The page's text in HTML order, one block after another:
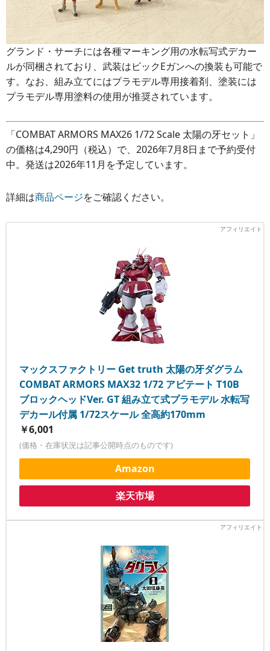
グランド・サーチには各種マーキング用の水転写式デカー
ルが同梱されており、武装はビックEガンへの換装も可能で
す。なお、組み立てにはプラモデル専用接着剤、塗装には
プラモデル専用塗料の使用が推奨されています。
「COMBAT ARMORS MAX26 1/72 Scale 太陽の牙セット」
の価格は4,290円（税込）で、2026年7月8日まで予約受付
中。発送は2026年11月を予定しています。
詳細は商品ページをご確認ください。
マックスファクトリー Get truth 太陽の牙ダグラム
COMBAT ARMORS MAX32 1/72 アビテート T10B
ブロックヘッドVer. GT 組み立て式プラモデル 水転写
デカール付属 1/72スケール 全高約170mm
￥6,001
(価格・在庫状況は記事公開時点のものです)
Amazon
楽天市場